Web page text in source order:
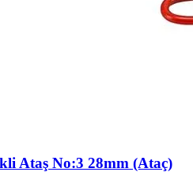
Ataş No:3 28mm (Ataç)